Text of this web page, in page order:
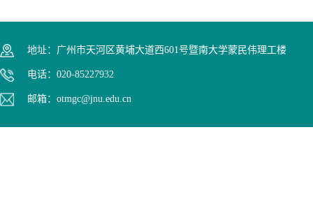
地址：广州市天河区黄埔大道西601号暨南大学蒙民伟理工楼
电话：020-85227932
邮箱：otmgc@jnu.edu.cn